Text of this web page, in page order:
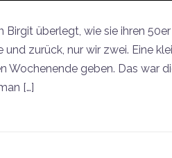
überlegt, wie sie ihren
zurück, nur wir zwei. Eine
Wochenende geben. Das war
[…]